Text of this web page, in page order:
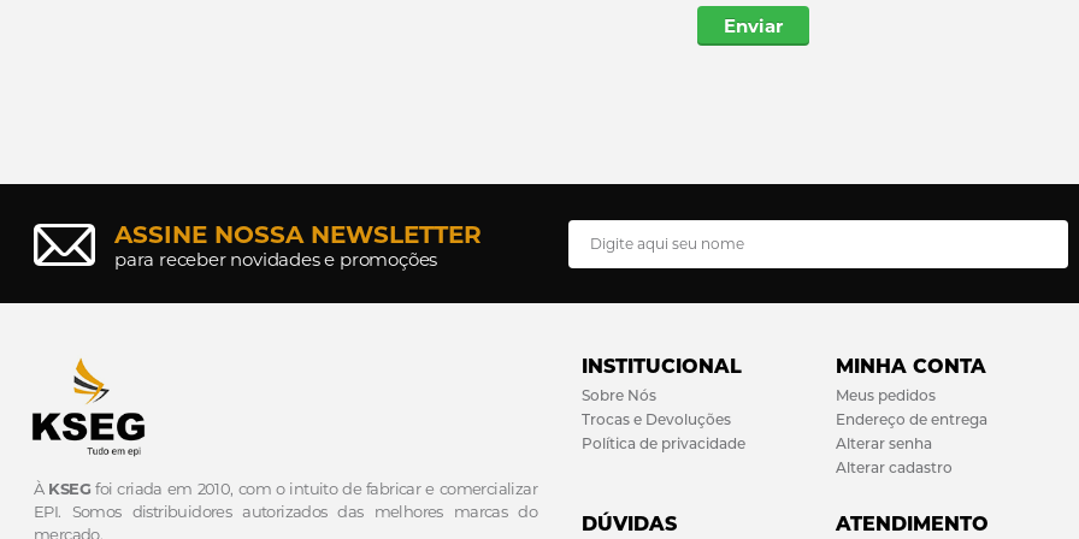
Enviar
ASSINE NOSSA NEWSLETTER
para receber novidades e promoções
À KSEG foi criada em 2010, com o intuito de fabricar e comercializar
EPI. Somos distribuidores autorizados das melhores marcas do
mercado.
INSTITUCIONAL
Sobre Nós
Trocas e Devoluções
Política de privacidade
MINHA CONTA
Meus pedidos
Endereço de entrega
Alterar senha
Alterar cadastro
DÚVIDAS ATENDIMENTO